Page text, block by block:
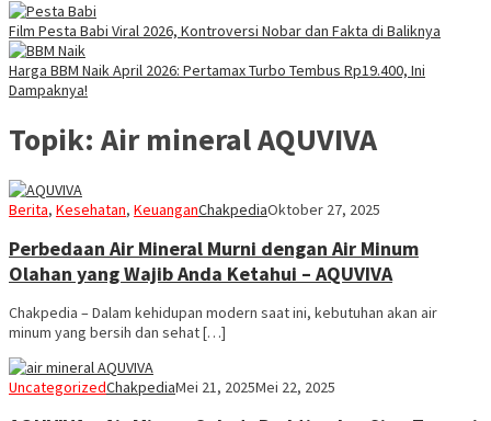
Film Pesta Babi Viral 2026, Kontroversi Nobar dan Fakta di Baliknya
Harga BBM Naik April 2026: Pertamax Turbo Tembus Rp19.400, Ini
Dampaknya!
Topik: Air mineral AQUVIVA
Berita, Kesehatan, KeuanganChakpediaOktober 27, 2025
Perbedaan Air Mineral Murni dengan Air Minum
Olahan yang Wajib Anda Ketahui – AQUVIVA
Chakpedia – Dalam kehidupan modern saat ini, kebutuhan akan air
minum yang bersih dan sehat […]
UncategorizedChakpediaMei 21, 2025Mei 22, 2025